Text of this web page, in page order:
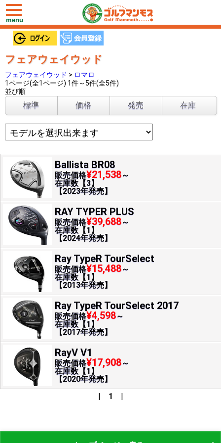
toggle
navigation
menu
フェアウェイウッド
フェアウェイウッド > ロマロ
1ページ(全1ページ) 1件～5件(全5件)
並び順
標準 価格 発売 在庫
Ballista BR08
販売価格¥21,538～
在庫数【3】
【2023年発売】
RAY TYPER PLUS
販売価格¥39,688～
在庫数【1】
【2024年発売】
Ray TypeR TourSelect
販売価格¥15,488～
在庫数【1】
【2013年発売】
Ray TypeR TourSelect 2017
販売価格¥4,598～
在庫数【1】
【2017年発売】
RayV V1
販売価格¥17,908～
在庫数【1】
【2020年発売】
| 1 |